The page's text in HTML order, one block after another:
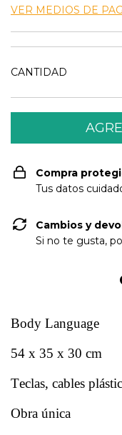
VER MEDIOS DE
CANTIDAD
Compra
Tus datos
Cambios y
Si no te gusta,
Body Language
54 x 35 x 30 cm
Teclas, cables
Obra única